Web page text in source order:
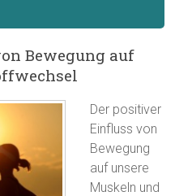
Bewegung auf
Der positiver
Einfluss von
Bewegung
auf unsere
Muskeln und